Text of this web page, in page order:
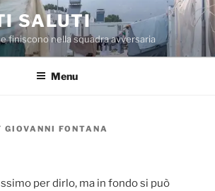
SALUTI
finiscono nella squadra avversaria
Menu
GIOVANNI FONTANA
per dirlo, ma in fondo si può